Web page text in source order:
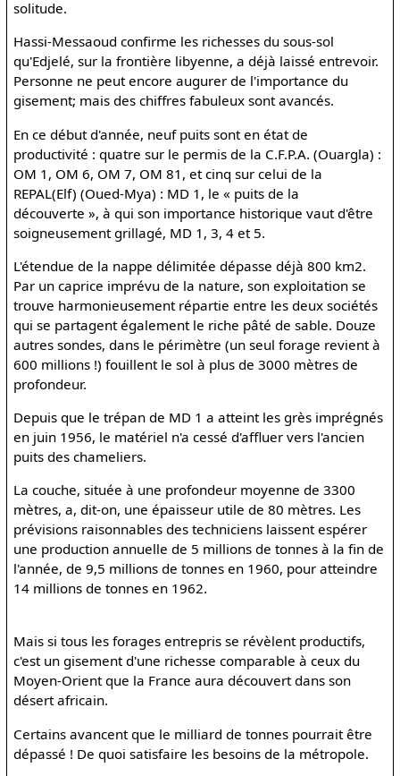
solitude.
Hassi-Messaoud confirme les richesses du sous-sol
qu'Edjelé, sur la frontière libyenne, a déjà laissé entrevoir.
Personne ne peut encore augurer de l'importance du
gisement; mais des chiffres fabuleux sont avancés.
En ce début d'année, neuf puits sont en état de
productivité : quatre sur le permis de la C.F.P.A. (Ouargla) :
OM 1, OM 6, OM 7, OM 81, et cinq sur celui de la
REPAL(Elf) (Oued-Mya) : MD 1, le « puits de la
découverte », à qui son importance historique vaut d'être
soigneusement grillagé, MD 1, 3, 4 et 5.
L'étendue de la nappe délimitée dépasse déjà 800 km2.
Par un caprice imprévu de la nature, son exploitation se
trouve harmonieusement répartie entre les deux sociétés
qui se partagent également le riche pâté de sable. Douze
autres sondes, dans le périmètre (un seul forage revient à
600 millions !) fouillent le sol à plus de 3000 mètres de
profondeur.
Depuis que le trépan de MD 1 a atteint les grès imprégnés
en juin 1956, le matériel n'a cessé d'affluer vers l'ancien
puits des chameliers.
La couche, située à une profondeur moyenne de 3300
mètres, a, dit-on, une épaisseur utile de 80 mètres. Les
prévisions raisonnables des techniciens laissent espérer
une production annuelle de 5 millions de tonnes à la fin de
l'année, de 9,5 millions de tonnes en 1960, pour atteindre
14 millions de tonnes en 1962.
Mais si tous les forages entrepris se révèlent productifs,
c'est un gisement d'une richesse comparable à ceux du
Moyen-Orient que la France aura découvert dans son
désert africain.
Certains avancent que le milliard de tonnes pourrait être
dépassé ! De quoi satisfaire les besoins de la métropole.